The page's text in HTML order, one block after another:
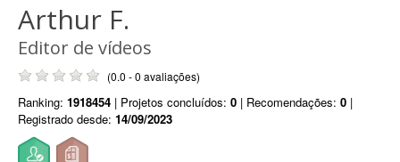
Arthur F.
Editor de vídeos
(0.0 - 0 avaliações)
Ranking: 1918454 | Projetos concluídos: 0 | Recomendações: 0 |
Registrado desde: 14/09/2023